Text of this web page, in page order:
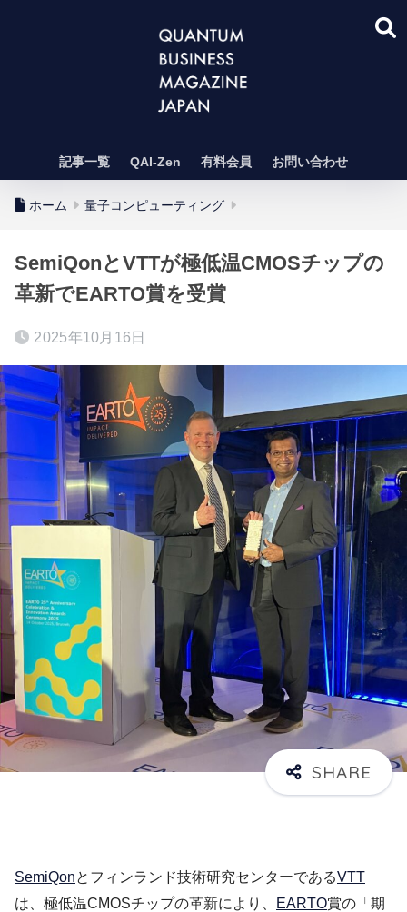
記事一覧 QAI-Zen 有料会員 お問い合わせ
ホーム 量子コンピューティング
SemiQonとVTTが極低温CMOSチップの
革新でEARTO賞を受賞
2025年10月16日
SemiQonとフィンランド技術研究センターであるVTT
は、極低温CMOSチップの革新により、
EARTO賞の「期